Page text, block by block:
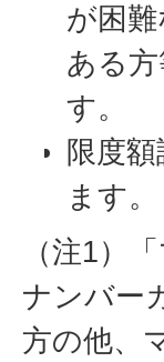
が困
ある
す。
限度
ます。
（注1）
ナンバー
方の他、